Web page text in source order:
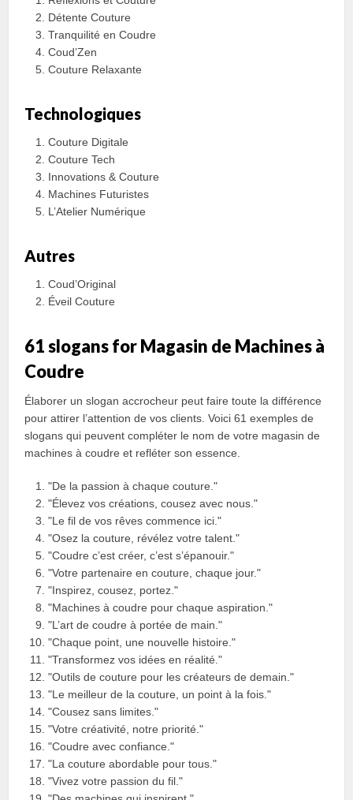
Détente Couture
Tranquilité en Coudre
Coud’Zen
Couture Relaxante
Technologiques
Couture Digitale
Couture Tech
Innovations & Couture
Machines Futuristes
L’Atelier Numérique
Autres
Coud’Original
Éveil Couture
61 slogans for Magasin de Machines à
Coudre
Élaborer un slogan accrocheur peut faire toute la différence
pour attirer l’attention de vos clients. Voici 61 exemples de
slogans qui peuvent compléter le nom de votre magasin de
machines à coudre et refléter son essence.
"De la passion à chaque couture."
"Élevez vos créations, cousez avec nous."
"Le fil de vos rêves commence ici."
"Osez la couture, révélez votre talent."
"Coudre c’est créer, c’est s’épanouir."
"Votre partenaire en couture, chaque jour."
"Inspirez, cousez, portez."
"Machines à coudre pour chaque aspiration."
"L’art de coudre à portée de main."
"Chaque point, une nouvelle histoire."
"Transformez vos idées en réalité."
"Outils de couture pour les créateurs de demain."
"Le meilleur de la couture, un point à la fois."
"Cousez sans limites."
"Votre créativité, notre priorité."
"Coudre avec confiance."
"La couture abordable pour tous."
"Vivez votre passion du fil."